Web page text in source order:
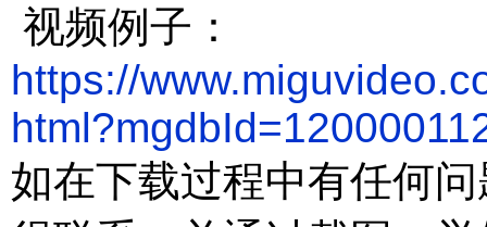
视频例子：
https://
如在下载过程中有任何